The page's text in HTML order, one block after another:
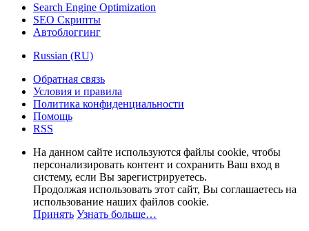
Search Engine Optimization
SEO Скрипты
Автоблоггинг
Russian (RU)
Обратная связь
Условия и правила
Политика конфиденциальности
Помощь
RSS
На данном сайте используются файлы cookie, чтобы
персонализировать контент и сохранить Ваш вход в
систему, если Вы зарегистрируетесь.
Продолжая использовать этот сайт, Вы соглашаетесь на
использование наших файлов cookie.
Принять Узнать больше…